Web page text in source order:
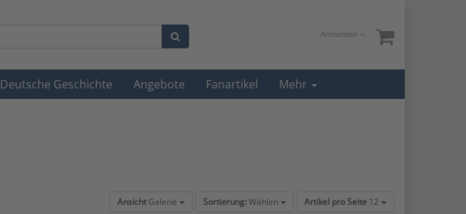
Anmelden
Deutsche Geschichte Angebote Fanartikel Mehr
AnsichtGalerie Sortierung:Wählen Artikel pro Seite 12